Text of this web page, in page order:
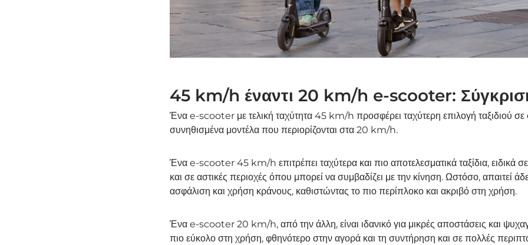
45 km/h έναντι 20 km/h e-scooter:
Ένα e-scooter με τελική ταχύτητα 45 km/h προσφέρει ταχύτερη επιλογή ταξιδιού σε
συνηθισμένα μοντέλα που περιορίζονται στα 20 km/h.
Ένα e-scooter 45 km/h επιτρέπει ταχύτερα και πιο αποτελεσματικά ταξίδια, ειδικά σε
και σε αστικές περιοχές όπου μπορεί να συμβαδίζει με την κίνηση. Ωστόσο, απαιτεί
ασφάλιση και χρήση κράνους, καθιστώντας το πιο περίπλοκο και ακριβό στη χρήση.
Ένα e-scooter 20 km/h, από την άλλη, είναι ιδανικό για μικρές αποστάσεις και
πιο εύκολο στη χρήση, φθηνότερο στην αγορά και τη συντήρηση και σε πολλές